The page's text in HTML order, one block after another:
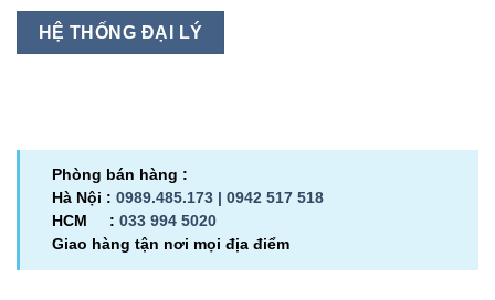
HỆ THỐNG ĐẠI LÝ
Phòng bán hàng :
Hà Nội : 0989.485.173 | 0942 517 518
HCM : 033 994 5020
Giao hàng tận nơi mọi địa điểm